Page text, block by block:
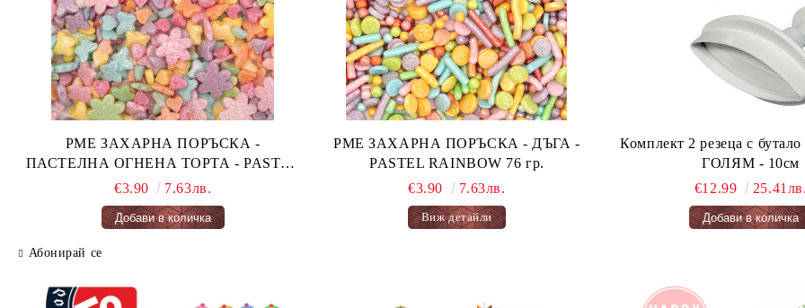
PME ЗАХАРНА ПОРЪСКА -
ПАСТЕЛНА ОГНЕНА ТОРТА - PASTEL
FAIRY CAKES 66 гр.
€3.90 7.63лв.
PME ЗАХАРНА ПОРЪСКА - ДЪГА -
PASTEL RAINBOW 76 гр.
€3.90
7.63лв.
Виж детайли
Комплект 2 резеца с
ГОЛЯМ - 10см
€12.99
25.41лв.
Абонирай се